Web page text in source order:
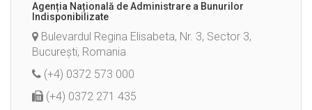
Agenția Națională de Administrare a Bunurilor
Indisponibilizate
Bulevardul Regina Elisabeta, Nr. 3, Sector 3,
București, Romania
(+4) 0372 573 000
(+4) 0372 271 435